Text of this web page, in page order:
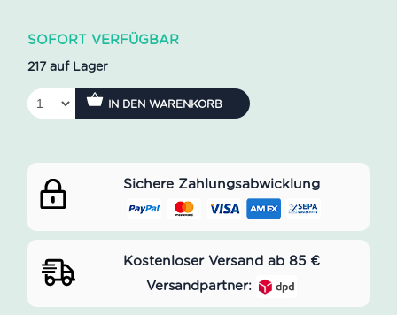
SOFORT VERFÜGBAR
217 auf Lager
IN DEN WARENKORB
Sichere Zahlungsabwicklung
Kostenloser Versand ab 85 €
Versandpartner: